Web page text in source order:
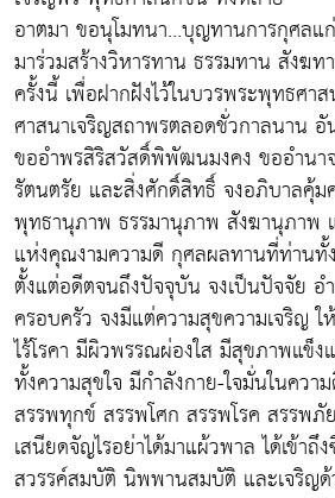
อาตมา ขอนุโมทนา…บุญทานการกุศลแ
มาร่วมสร้างวิหารทาน ธรรมทาน สังฆ
ครั้งนี้ เพื่อฝากฝังไว้ในบวรพระพุทธศา
ศาสนาเจริญสถาพรตลอดชั่วกาลนาน
ขออำพรสิริสวัสดิ์พิพัฒนมงคง ขออำน
รัตนตรัย และสิ่งศักดิ์สิทธิ์ จงอภิบาลคุ้ม
พุทธานุภาพ ธรรมานุภาพ สังฆานุภา
แห่งคุณงามความดี กุศลผลทานที่ท่านทั้
ตั้งแต่อดีตจนถึงปัจจุบัน จงเป็นปัจจัย อ
ครอบครัว จงมีแต่ความสุขความเจริญ
ไร้โรคา มีผิวพรรณผ่องใส มีสุขภาพแข็
ทั้งความสุขใจ มีกำลังกาย-ใจมั่นในควา
สรรพทุกข์ สรรพโศก สรรพโรค สรรพภั
เสนียดจัญไรอย่าได้มาแผ้วพาล ได้เข้า
สวรรค์สมบัติ นิพพานสมบัติ และเจริญ